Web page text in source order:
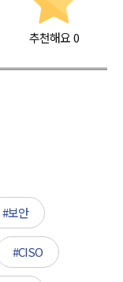
추천해요 0
#보안
#CISO